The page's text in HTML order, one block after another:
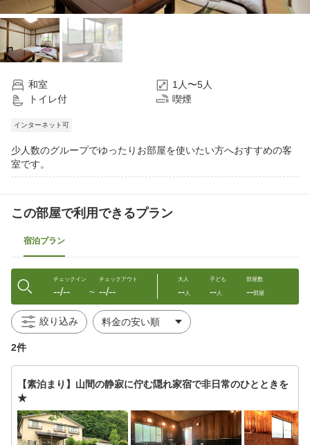
和室
1人〜5人
トイレ付
喫煙
インターネット可
少人数のグループでゆったりお部屋を使いたい方へおすすめの客
室です。
この部屋で利用できるプラン
宿泊プラン
チェックイン
--/-- 〜
チェックアウト
--/--
大人
--人
子ども
-- 人
部屋数
--部屋
絞り込み
2件
【素泊まり】山間の静寂に佇む隠れ家宿で非日常のひとときを
★